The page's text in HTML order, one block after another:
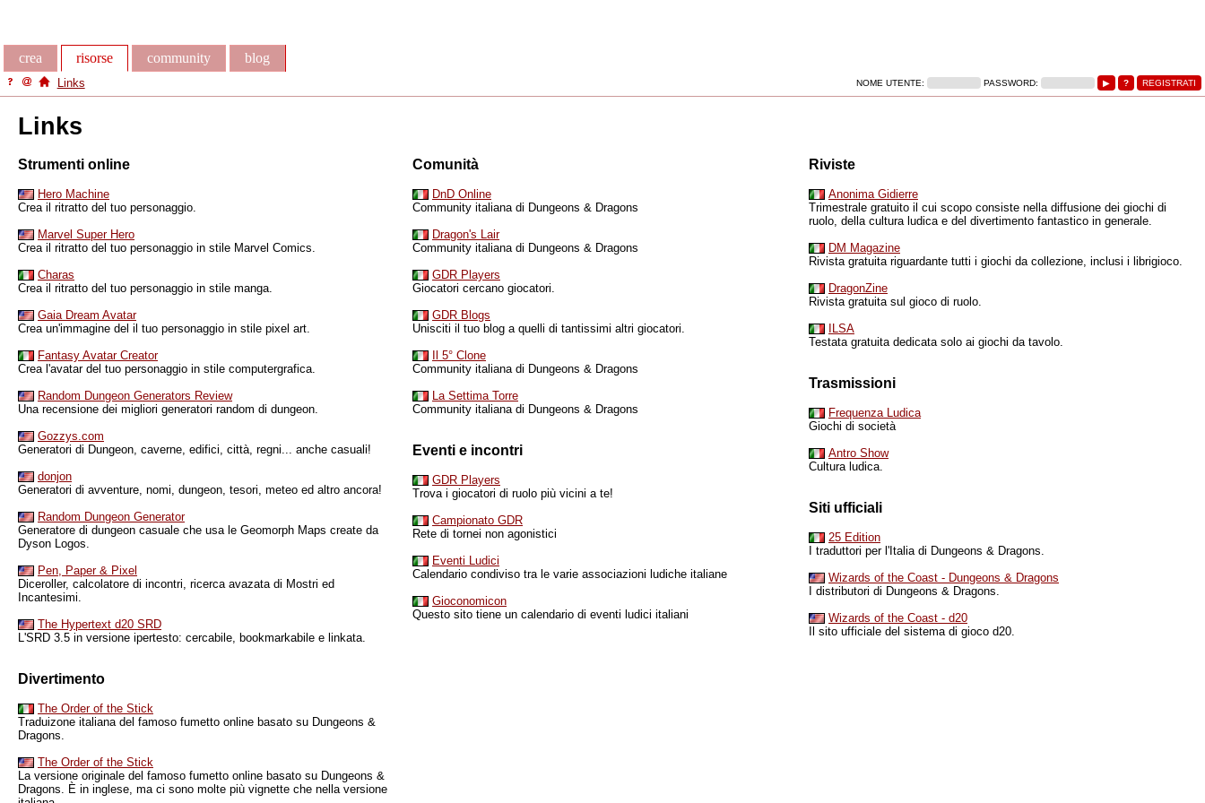
crea risorse community blog
NOME UTENTE: PASSWORD:
Links
Links
Strumenti online
Hero Machine
Crea il ritratto del tuo personaggio.
Marvel Super Hero
Crea il ritratto del tuo personaggio in stile Marvel Comics.
Charas
Crea il ritratto del tuo personaggio in stile manga.
Gaia Dream Avatar
Crea un'immagine del il tuo personaggio in stile pixel art.
Fantasy Avatar Creator
Crea l'avatar del tuo personaggio in stile computergrafica.
Random Dungeon Generators Review
Una recensione dei migliori generatori random di dungeon.
Gozzys.com
Generatori di Dungeon, caverne, edifici, città, regni... anche casuali!
donjon
Generatori di avventure, nomi, dungeon, tesori, meteo ed altro ancora!
Random Dungeon Generator
Generatore di dungeon casuale che usa le Geomorph Maps create da
Dyson Logos.
Pen, Paper & Pixel
Diceroller, calcolatore di incontri, ricerca avazata di Mostri ed
Incantesimi.
The Hypertext d20 SRD
L'SRD 3.5 in versione ipertesto: cercabile, bookmarkabile e linkata.
Divertimento
The Order of the Stick
Traduizone italiana del famoso fumetto online basato su Dungeons &
Dragons.
The Order of the Stick
La versione originale del famoso fumetto online basato su Dungeons &
Dragons. È in inglese, ma ci sono molte più vignette che nella versione
Comunità
DnD Online
Community italiana di Dungeons & Dragons
Dragon's Lair
Community italiana di Dungeons & Dragons
GDR Players
Giocatori cercano giocatori.
GDR Blogs
Unisciti il tuo blog a quelli di tantissimi altri giocatori.
Il 5° Clone
Community italiana di Dungeons & Dragons
La Settima Torre
Community italiana di Dungeons & Dragons
Eventi e incontri
GDR Players
Trova i giocatori di ruolo più vicini a te!
Campionato GDR
Rete di tornei non agonistici
Eventi Ludici
Calendario condiviso tra le varie associazioni ludiche italiane
Gioconomicon
Questo sito tiene un calendario di eventi ludici italiani
Riviste
Anonima Gidierre
Trimestrale gratuito il cui scopo consiste nella diffusione dei giochi di
ruolo, della cultura ludica e del divertimento fantastico in generale.
DM Magazine
Rivista gratuita riguardante tutti i giochi da collezione, inclusi i librigioco.
DragonZine
Rivista gratuita sul gioco di ruolo.
ILSA
Testata gratuita dedicata solo ai giochi da tavolo.
Trasmissioni
Frequenza Ludica
Giochi di società
Antro Show
Cultura ludica.
Siti ufficiali
25 Edition
I traduttori per l'Italia di Dungeons & Dragons.
Wizards of the Coast - Dungeons & Dragons
I distributori di Dungeons & Dragons.
Wizards of the Coast - d20
Il sito ufficiale del sistema di gioco d20.